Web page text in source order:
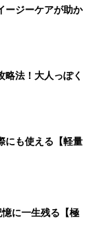
ージーケアが助か
略法！大人っぽく
にも使える【軽量
憶に一生残る【極